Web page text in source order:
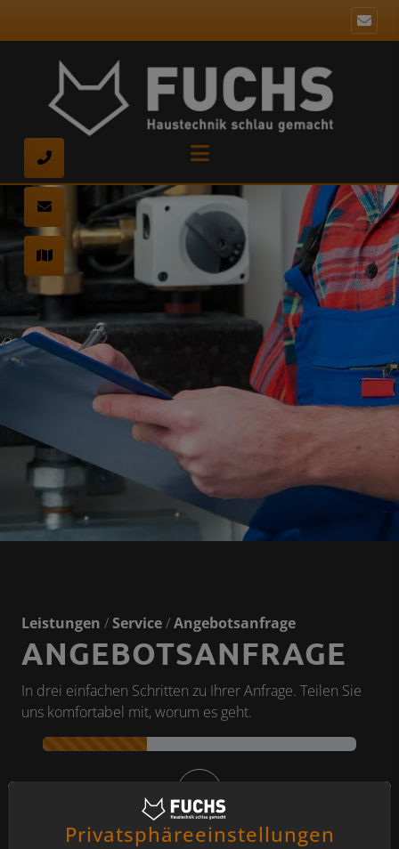
Leistungen /Service/Angebotsanfrage
ANGEBOTSANFRAGE
In drei einfachen Schritten zu Ihrer Anfrage. Teilen Sie
uns komfortabel mit, worum es geht.
Kontaktformular-Fortschritt
Privatsphäre­einstellungen